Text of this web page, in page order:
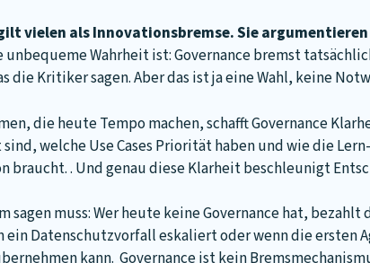
vielen als Innovationsbremse. Sie
unbequeme Wahrheit ist: Governance bremst
die Kritiker sagen. Aber das ist ja eine Wahl, keine
die heute Tempo machen, schafft Governance
welche Use Cases Priorität haben und wie die
braucht. . Und genau diese Klarheit beschleunigt
sagen muss: Wer heute keine Governance hat,
ein Datenschutzvorfall eskaliert oder wenn die ersten
kann. Governance ist kein